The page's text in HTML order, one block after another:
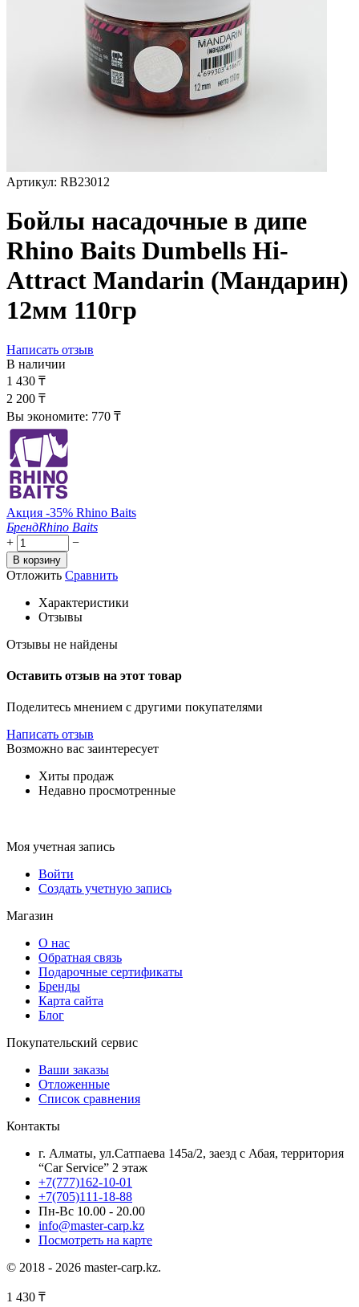
Артикул: RB23012
Бойлы насадочные в дипе
Rhino Baits Dumbells Hi-
Attract Mandarin (Мандарин)
12мм 110гр
Написать отзыв
В наличии
1 430 ₸
2 200 ₸
Вы экономите: 770 ₸
Акция -35% Rhino Baits
БрендRhino Baits
+
−
В корзину
Отложить Сравнить
Характеристики
Отзывы
Отзывы не найдены
Оставить отзыв на этот товар
Поделитесь мнением с другими покупателями
Написать отзыв
Возможно вас заинтересует
Хиты продаж
Недавно просмотренные
Моя учетная запись
Войти
Создать учетную запись
Магазин
О нас
Обратная связь
Подарочные сертификаты
Бренды
Карта сайта
Блог
Покупательский сервис
Ваши заказы
Отложенные
Список сравнения
Контакты
г. Алматы, ул.Сатпаева 145а/2, заезд с Абая, территория
“Car Service” 2 этаж
+7(777)162-10-01
+7(705)111-18-88
Пн-Вс 10.00 - 20.00
info@master-carp.kz
Посмотреть на карте
© 2018 - 2026 master-carp.kz.
1 430 ₸